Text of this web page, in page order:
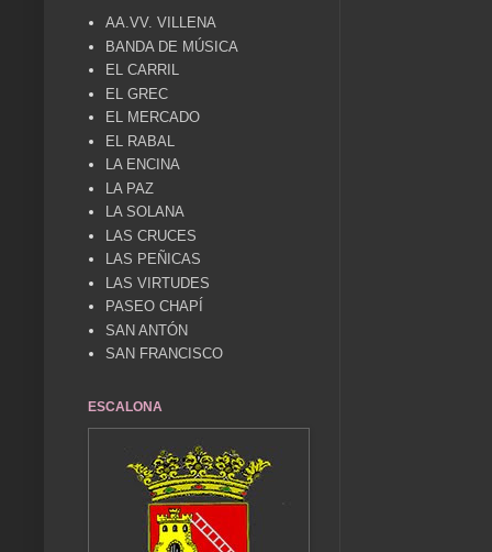
AA.VV. VILLENA
BANDA DE MÚSICA
EL CARRIL
EL GREC
EL MERCADO
EL RABAL
LA ENCINA
LA PAZ
LA SOLANA
LAS CRUCES
LAS PEÑICAS
LAS VIRTUDES
PASEO CHAPÍ
SAN ANTÓN
SAN FRANCISCO
ESCALONA